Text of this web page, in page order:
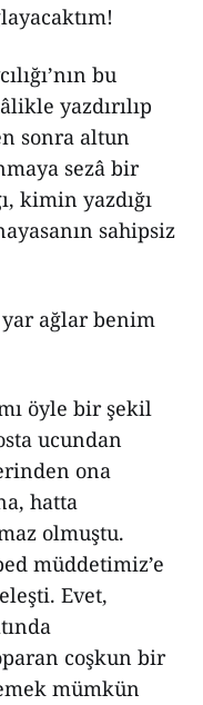
bu
yazdırılıp
sonra altun
sezâ bir
kimin yazdığı
sahipsiz
yar ağlar benim
öyle bir şekil
ucundan
ona
hatta
olmuştu.
müddetimiz’e
Evet,
coşkun bir
mümkün